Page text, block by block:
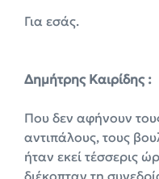
Για εσάς.
Δημήτρης Καιρίδης :
Που δεν αφήνουν
αντιπάλους, τους
ήταν εκεί τέσσερις
διέκοπταν τη